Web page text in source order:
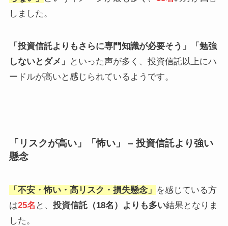
しました。
「投資信託よりもさらに専門知識が必要そう」「勉強
しないとダメ」
といった声が多く、投資信託以上にハ
ードルが高いと感じられているようです。
「リスクが高い」「怖い」 – 投資信託より強い
懸念
「不安・怖い・高リスク・損失懸念」 を感じている方
は25名 と、 投資信託（18名）よりも多い結果となりま
した。